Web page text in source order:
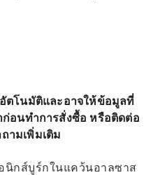
ตโนมัติและอาจให้ข้อมูลที่
อนทำการสั่งซื้อ หรือติดต่อ
ามเพิ่มเติม
นิกส์บูร์กในแคว้นอาลซาส